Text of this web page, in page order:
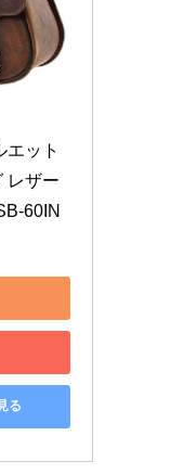
エット
レザー
60IN
る